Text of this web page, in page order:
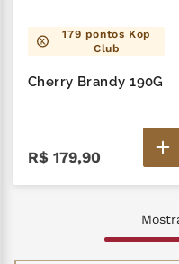
179 pontos Kop
Club
Cherry Brandy 190G
R$ 179,90